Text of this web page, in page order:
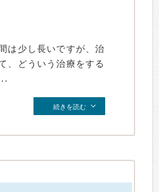
は少し長いですが、治
、どういう治療をする
続きを読む